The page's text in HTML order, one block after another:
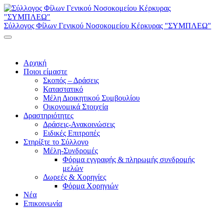
Σύλλογος Φίλων Γενικού Νοσοκομείου Κέρκυρας "ΣΥΜΠΛΕΩ"
Αρχική
Ποιοι είμαστε
Σκοπός – Δράσεις
Καταστατικό
Μέλη Διοικητικού Συμβουλίου
Οικονομικά Στοιχεία
Δραστηριότητες
Δράσεις-Ανακοινώσεις
Ειδικές Επιτροπές
Στηρίξτε το Σύλλογο
Μέλη-Συνδρομές
Φόρμα εγγραφής & πληρωμής συνδρομής
μελών
Δωρεές & Χορηγίες
Φόρμα Χορηγιών
Νέα
Επικοινωνία